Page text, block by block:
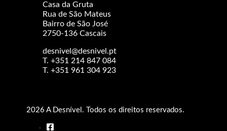
Casa da Gruta
Rua de São Mateus
Bairro de São José
2750-136 Cascais
desnivel@desnivel.pt
T. +351 214 847 084
T. +351 961 304 923
2026 A Desnível. Todos os direitos reservados.